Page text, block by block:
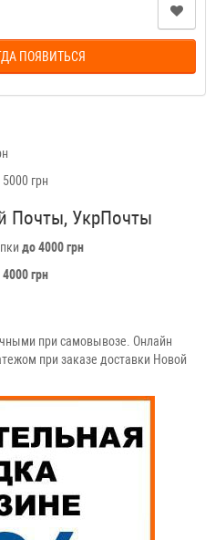
ПОЯВИТЬСЯ
грн
Почты, УкрПочты
до 4000 грн
грн
при самовывозе. Онлайн
при заказе доставки Новой